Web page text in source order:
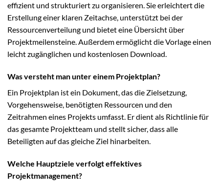
effizient und strukturiert zu organisieren. Sie erleichtert die
Erstellung einer klaren Zeitachse, unterstützt bei der
Ressourcenverteilung und bietet eine Übersicht über
Projektmeilensteine. Außerdem ermöglicht die Vorlage einen
leicht zugänglichen und kostenlosen Download.
Was versteht man unter einem Projektplan?
Ein Projektplan ist ein Dokument, das die Zielsetzung,
Vorgehensweise, benötigten Ressourcen und den
Zeitrahmen eines Projekts umfasst. Er dient als Richtlinie für
das gesamte Projektteam und stellt sicher, dass alle
Beteiligten auf das gleiche Ziel hinarbeiten.
Welche Hauptziele verfolgt effektives
Projektmanagement?